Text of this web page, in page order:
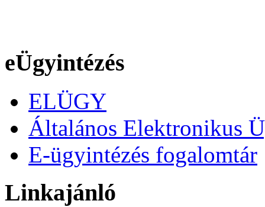
eÜgyintézés
ELÜGY
Általános Elektronikus
E-ügyintézés fogalomtár
Linkajánló